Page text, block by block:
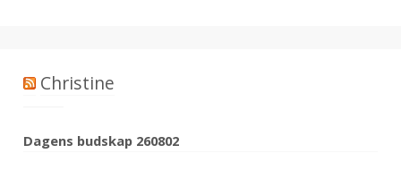
Christine
Dagens budskap 260802